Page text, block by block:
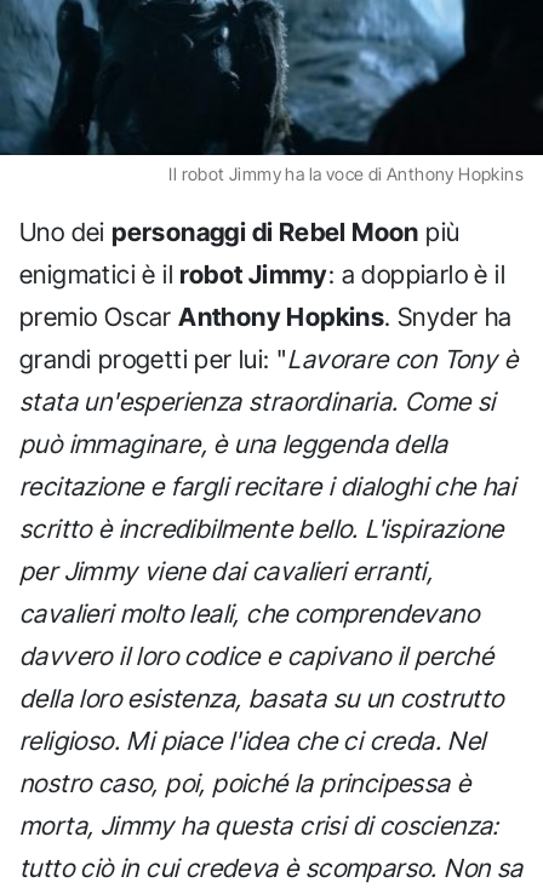
Il robot Jimmy ha la voce di Anthony Hopkins
Uno dei personaggi di Rebel Moon più
enigmatici è il robot Jimmy: a doppiarlo è il
premio OscarAnthony Hopkins. Snyder ha
grandi progetti per lui: "Lavorare con Tony è
stata un'esperienza straordinaria. Come si
può immaginare, è una leggenda della
recitazione e fargli recitare i dialoghi che hai
scritto è incredibilmente bello. L'ispirazione
per Jimmy viene dai cavalieri erranti,
cavalieri molto leali, che comprendevano
davvero il loro codice e capivano il perché
della loro esistenza, basata su un costrutto
religioso. Mi piace l'idea che ci creda. Nel
nostro caso, poi, poiché la principessa è
morta, Jimmy ha questa crisi di coscienza:
tutto ciò in cui credeva è scomparso. Non sa